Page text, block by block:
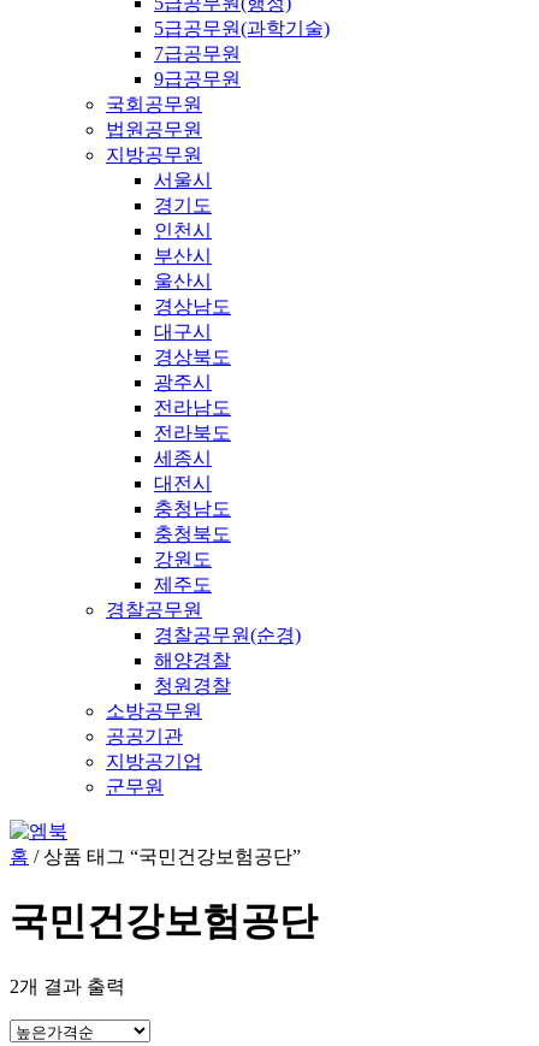
5급공무원(과학기술)
7급공무원
9급공무원
국회공무원
법원공무원
지방공무원
서울시
경기도
인천시
부산시
울산시
경상남도
대구시
경상북도
광주시
전라남도
전라북도
세종시
대전시
충청남도
충청북도
강원도
제주도
경찰공무원
경찰공무원(순경)
해양경찰
청원경찰
소방공무원
공공기관
지방공기업
군무원
홈 / 상품 태그 “국민건강보험공단”
국민건강보험공단
2개 결과 출력